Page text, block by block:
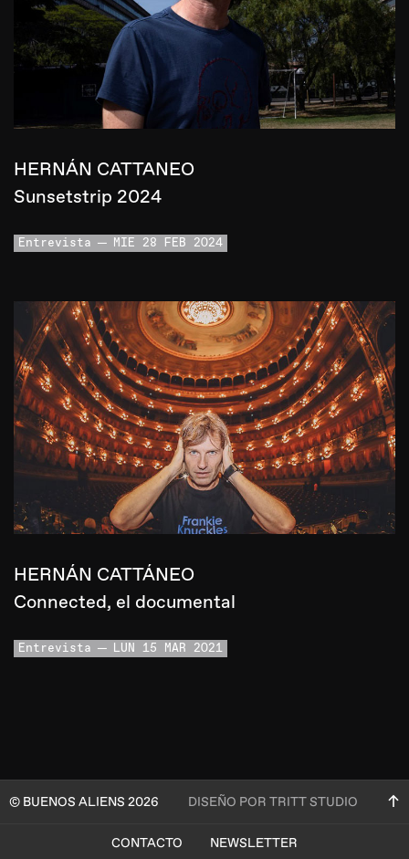
HERNÁN CATTANEO
Sunsetstrip 2024
Entrevista MIE 28 FEB 2024
HERNÁN CATTÁNEO
Connected, el documental
Entrevista LUN 15 MAR 2021
© BUENOS ALIENS 2026 DISEÑO POR TRITT STUDIO
CONTACTO NEWSLETTER